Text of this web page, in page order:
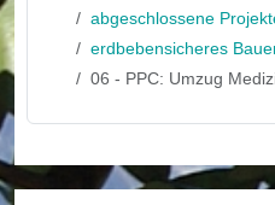
abgeschlossene
erdbebensicheres
06 - PPC: Umzug